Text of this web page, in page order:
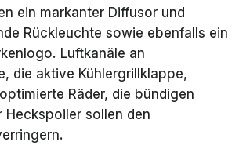
ein markanter Diffusor und
Rückleuchte sowie ebenfalls ein
Luftkanäle an
die aktive Kühlergrillklappe,
Räder, die bündigen
Heckspoiler sollen den